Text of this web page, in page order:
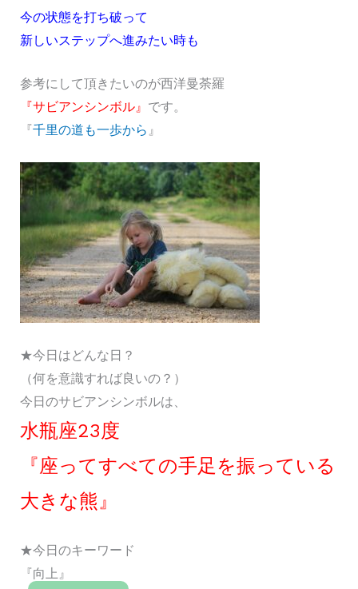
今の状態を打ち破って
新しいステップへ進みたい時も
参考にして頂きたいのが西洋曼荼羅
『サビアンシンボル』 です。
『千里の道も一歩から 』
★今日はどんな日？
（何を意識すれば良いの？）
今日のサビアンシンボルは、
水瓶座23度
『座ってすべての手足を振っている
大きな熊』
★今日のキーワード
『向上』